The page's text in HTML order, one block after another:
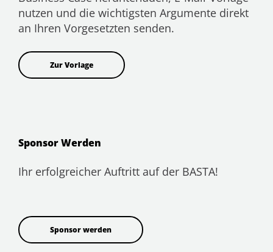
nutzen und die wichtigsten Argumente direkt
an Ihren Vorgesetzten senden.
Zur Vorlage
Sponsor Werden
Ihr erfolgreicher Auftritt auf der BASTA!
Sponsor werden